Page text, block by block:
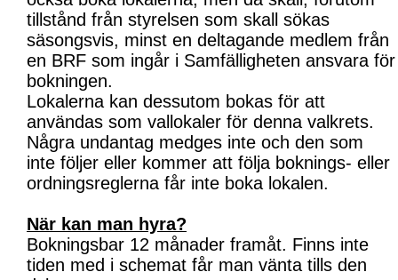
tillstånd från styrelsen som skall sökas
säsongsvis, minst en deltagande medlem från
en BRF som ingår i Samfälligheten ansvara för
bokningen.
Lokalerna kan dessutom bokas för att
användas som vallokaler för denna valkrets.
Några undantag medges inte och den som
inte följer eller kommer att följa boknings- eller
ordningsreglerna får inte boka lokalen.
När kan man hyra?
Bokningsbar 12 månader framåt. Finns inte
tiden med i schemat får man vänta tills den